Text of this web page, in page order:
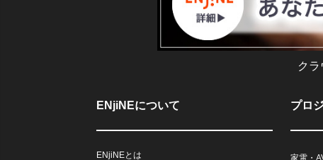
ク
ENjiNEについて
ENjiNEとは
プロ
家電・